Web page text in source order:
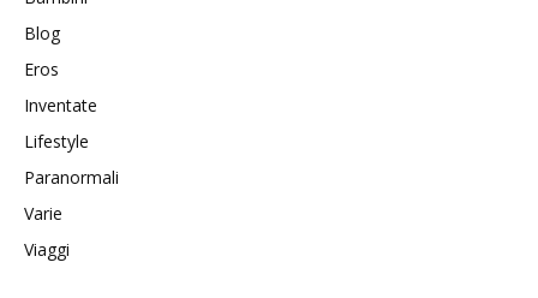
Blog
Eros
Inventate
Lifestyle
Paranormali
Varie
Viaggi